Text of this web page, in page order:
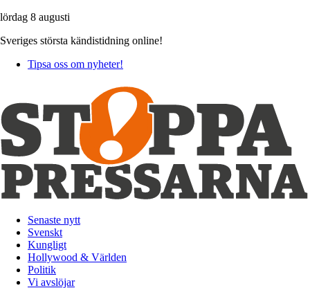
lördag 8 augusti
Sveriges största kändistidning online!
Tipsa oss om nyheter!
Senaste nytt
Svenskt
Kungligt
Hollywood & Världen
Politik
Vi avslöjar